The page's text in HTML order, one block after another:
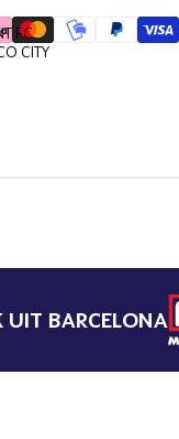
FC
CITY
UIT BARCELONA